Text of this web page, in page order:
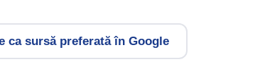
ca sursă preferată în Google